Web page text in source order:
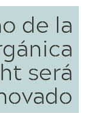
de la
será